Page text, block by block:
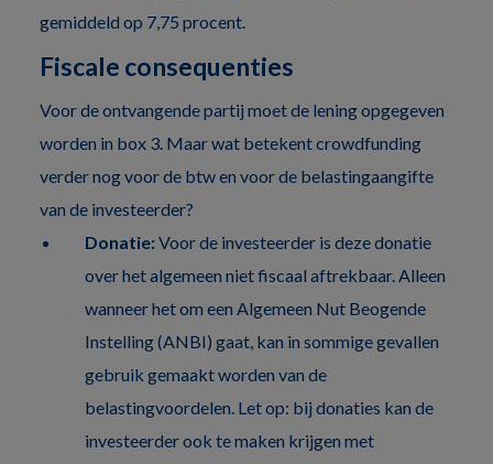
gemiddeld op 7,75 procent.
Fiscale consequenties
Voor de ontvangende partij moet de lening opgegeven
worden in box 3. Maar wat betekent crowdfunding
verder nog voor de btw en voor de belastingaangifte
van de investeerder?
Donatie:Voor de investeerder is deze donatie
over het algemeen niet fiscaal aftrekbaar. Alleen
wanneer het om een Algemeen Nut Beogende
Instelling (ANBI) gaat, kan in sommige gevallen
gebruik gemaakt worden van de
belastingvoordelen. Let op: bij donaties kan de
investeerder ook te maken krijgen met